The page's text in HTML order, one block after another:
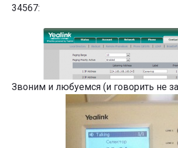
34567:
Звоним и любуемся (и говорить не